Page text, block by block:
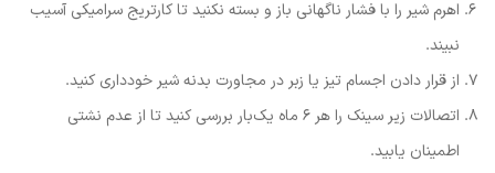
اهرم شیر را با فشار ناگهانی باز و بسته نکنید تا کارتریج سرامیکی آسیب
نبیند.
از قرار دادن اجسام تیز یا زبر در مجاورت بدنه شیر خودداری کنید.
اتصالات زیر سینک را هر ۶ ماه یک‌بار بررسی کنید تا از عدم نشتی
اطمینان یابید.